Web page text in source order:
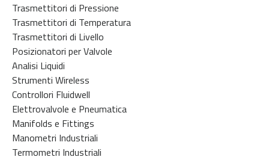
Trasmettitori di Pressione
Trasmettitori di Temperatura
Trasmettitori di Livello
Posizionatori per Valvole
Analisi Liquidi
Strumenti Wireless
Controllori Fluidwell
Elettrovalvole e Pneumatica
Manifolds e Fittings
Manometri Industriali
Termometri Industriali